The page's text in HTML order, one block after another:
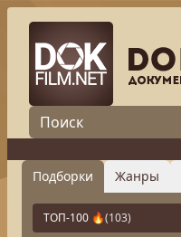
Подборки Жанры
ТОП-100 🔥(103)